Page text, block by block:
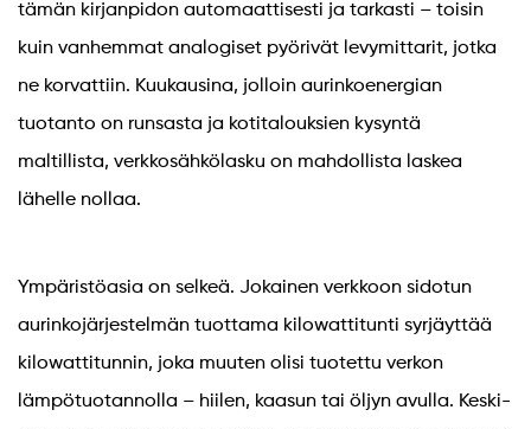
tämän kirjanpidon automaattisesti ja tarkasti – toisin
kuin vanhemmat analogiset pyörivät levymittarit, jotka
ne korvattiin. Kuukausina, jolloin aurinkoenergian
tuotanto on runsasta ja kotitalouksien kysyntä
maltillista, verkkosähkölasku on mahdollista laskea
lähelle nollaa.
Ympäristöasia on selkeä. Jokainen verkkoon sidotun
aurinkojärjestelmän tuottama kilowattitunti syrjäyttää
kilowattitunnin, joka muuten olisi tuotettu verkon
lämpötuotannolla – hiilen, kaasun tai öljyn avulla. Keski-